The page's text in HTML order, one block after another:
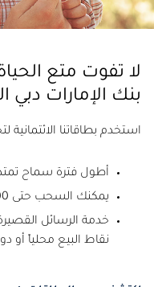
لا تفوت متع
بنك الإمارات دبي
استخدم بطاقاتنا
أطول فترة سماح تمتد حتى
يمكنك السحب حتى 100% من الحد الائتماني للبطاقة.
خدمة الرسائل
نقاط البيع محلياً أو